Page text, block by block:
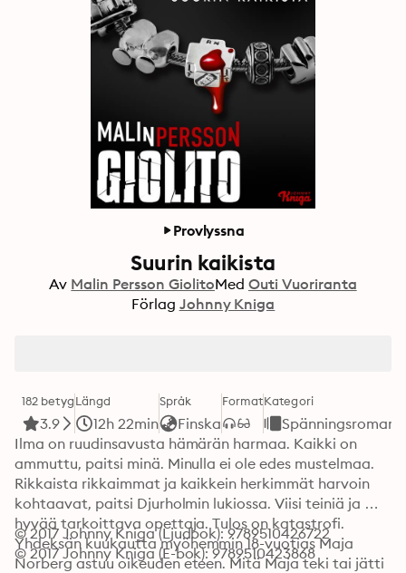
Provlyssna
Suurin kaikista
Av Malin Persson GiolitoMed Outi Vuoriranta
Förlag Johnny Kniga
182 betyg
3.9
Längd
12h 22min
Språk
Finska
FormatKategori
Ilma on ruudinsavusta hämärän harmaa. Kaikki on
ammuttu, paitsi minä. Minulla ei ole edes mustelmaa.
Rikkaista rikkaimmat ja kaikkein herkimmät harvoin
kohtaavat, paitsi Djurholmin lukiossa. Viisi teiniä ja
hyvää tarkoittava opettaja. Tulos on katastrofi.
Yhdeksän kuukautta myöhemmin 18-vuotias Maja
Norberg astuu oikeuden eteen. Mitä Maja teki tai jätti
© 2017 Johnny Kniga (Ljudbok): 9789510426722
© 2017 Johnny Kniga (E-bok): 9789510423868